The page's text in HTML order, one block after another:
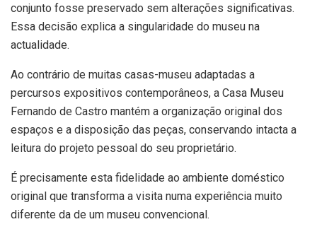
conjunto fosse preservado sem alterações significativas.
Essa decisão explica a singularidade do museu na
actualidade.
Ao contrário de muitas casas-museu adaptadas a
percursos expositivos contemporâneos, a Casa Museu
Fernando de Castro mantém a organização original dos
espaços e a disposição das peças, conservando intacta a
leitura do projeto pessoal do seu proprietário.
É precisamente esta fidelidade ao ambiente doméstico
original que transforma a visita numa experiência muito
diferente da de um museu convencional.